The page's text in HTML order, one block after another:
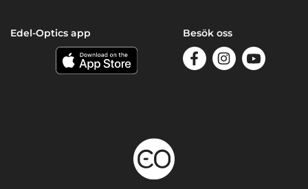
Edel-Optics app Besök oss